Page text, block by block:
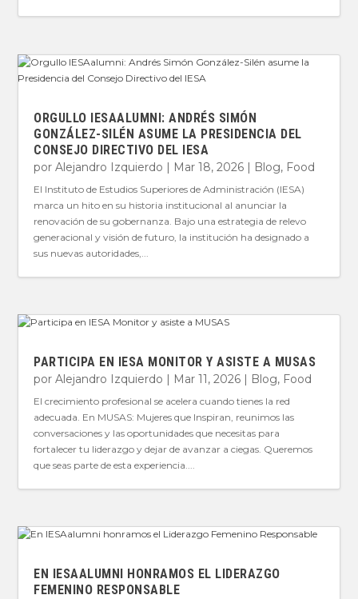
ORGULLO IESAALUMNI: ANDRÉS SIMÓN
GONZÁLEZ-SILÉN ASUME LA PRESIDENCIA DEL
CONSEJO DIRECTIVO DEL IESA
porAlejandro Izquierdo | Mar 18, 2026 | Blog, Food
El Instituto de Estudios Superiores de Administración (IESA)
marca un hito en su historia institucional al anunciar la
renovación de su gobernanza. Bajo una estrategia de relevo
generacional y visión de futuro, la institución ha designado a
sus nuevas autoridades,...
PARTICIPA EN IESA MONITOR Y ASISTE A MUSAS
porAlejandro Izquierdo | Mar 11, 2026 | Blog, Food
El crecimiento profesional se acelera cuando tienes la red
adecuada. En MUSAS: Mujeres que Inspiran, reunimos las
conversaciones y las oportunidades que necesitas para
fortalecer tu liderazgo y dejar de avanzar a ciegas. Queremos
que seas parte de esta experiencia....
EN IESAALUMNI HONRAMOS EL LIDERAZGO
FEMENINO RESPONSABLE